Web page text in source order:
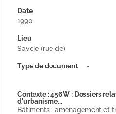
Date
1990
Lieu
Savoie (rue de)
Type de document -
Contexte : 456W : Dossiers
d'urbanisme...
Bâtiments : aménagement et